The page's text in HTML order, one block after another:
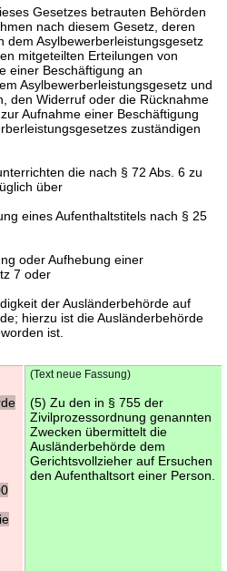
Gesetzes betrauten Behörden
nach diesem Gesetz, deren
dem Asylbewerberleistungsgesetz
mitgeteilten Erteilungen von
einer Beschäftigung an
Asylbewerberleistungsgesetz und
den Widerruf oder die Rücknahme
Aufnahme einer Beschäftigung
zuständigen
die nach § 72 Abs. 6 zu
über
eines Aufenthaltstitels nach § 25
oder Aufhebung einer
7 oder
der Ausländerbehörde auf
hierzu ist die Ausländerbehörde
ist.
(Text neue Fassung)
(5) Zu den in § 755 der
Zivilprozessordnung genannten
Zwecken übermittelt die
Ausländerbehörde dem
Gerichtsvollzieher auf Ersuchen
den Aufenthaltsort einer Person.